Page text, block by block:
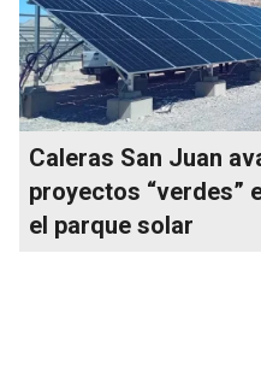
Caleras San Juan
proyectos “verdes”
el parque solar